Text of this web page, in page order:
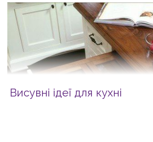
Висувні ідеї для кухні